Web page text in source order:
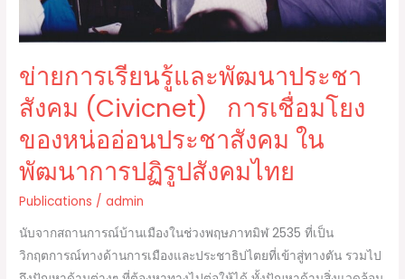
ข่ายการเรียนรู้และพัฒนาประชา
สังคม (Civicnet) การเชื่อมโยง
ของหน่ออ่อนประชาสังคม ใน
พัฒนาการปฏิรูปสังคมไทย
Publications /admin
นับจากสถานการณ์บ้านเมืองในช่วงพฤษภาทมิฬ 2535 ที่เป็น
วิกฤตการณ์ทางด้านการเมืองและประชาธิปไตยที่เข้าสู่ทางตัน รวมไป
เชื่อม
ของ
หน่อ
ประชา
สังคม
ใน
ปฏิรูป
สังคม